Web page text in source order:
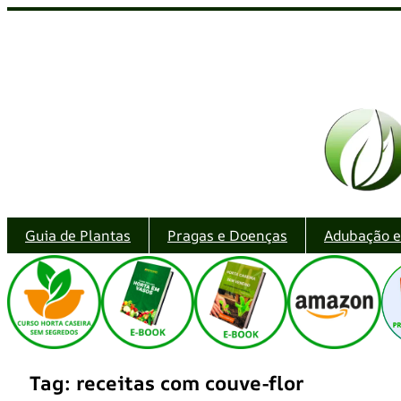
Guia de Plantas Pragas e Doenças Adubação
Tag: receitas com couve-flor